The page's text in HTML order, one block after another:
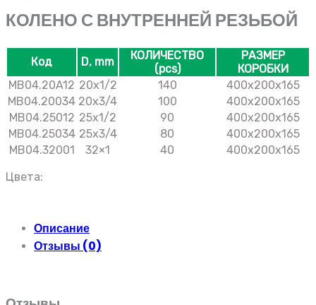
КОЛЕНО С ВНУТРЕННЕЙ РЕЗЬБОЙ
Код D, mm
КОЛИЧЕСТВО
(pcs)
РАЗМЕР
КОРОБКИ
MB04.20A12 20х1/2 140
400x200x165
MB04.20034 20х3/4 100
400x200x165
MB04.25012 25х1/2 90
400x200x165
MB04.25034 25х3/4 80
400x200x165
MB04.32001
32×1 40
400x200x165
Цвета:
Описание
Отзывы (0)